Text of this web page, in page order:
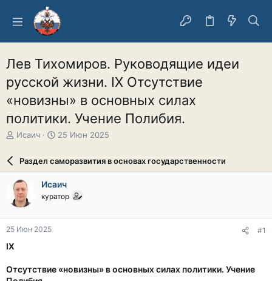
Лев Тихомиров. Руководящие идеи
русской жизни. IX Отсутствие
«новизны» в основных силах
политики. Учение Полибия.
А
о
р
т
е
м
ы
Исаич
Д
а
а
ч
л
25 Июн 2025
Раздел саморазвития в основах государственности
Исаич
куратор
25 Июн 2025 #1
IX
Отсутствие «новизны» в основных силах политики. Учение